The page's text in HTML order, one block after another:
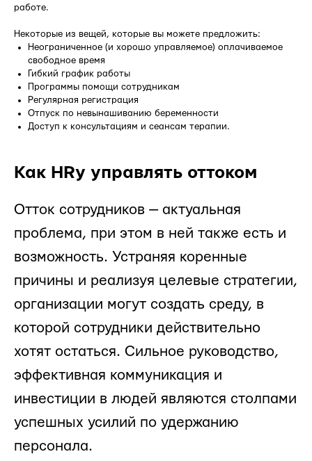
работе.
Некоторые из вещей, которые вы можете предложить:
Неограниченное (и хорошо управляемое) оплачиваемое
свободное время
Гибкий график работы
Программы помощи сотрудникам
Регулярная регистрация
Отпуск по невынашиванию беременности
Доступ к консультациям и сеансам терапии.
Как HRу управлять оттоком
Отток сотрудников — актуальная
проблема, при этом в ней также есть и
возможность. Устраняя коренные
причины и реализуя целевые стратегии,
организации могут создать среду, в
которой сотрудники действительно
хотят остаться. Сильное руководство,
эффективная коммуникация и
инвестиции в людей являются столпами
успешных усилий по удержанию
персонала.